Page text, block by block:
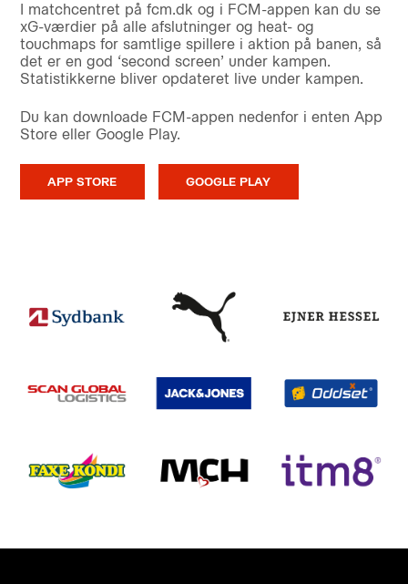
I matchcentret på fcm.dk og i FCM-appen kan du se
xG-værdier på alle afslutninger og heat- og
touchmaps for samtlige spillere i aktion på banen, så
det er en god ‘second screen’ under kampen.
Statistikkerne bliver opdateret live under kampen.
Du kan downloade FCM-appen nedenfor i enten App
Store eller Google Play.
APP STORE GOOGLE PLAY